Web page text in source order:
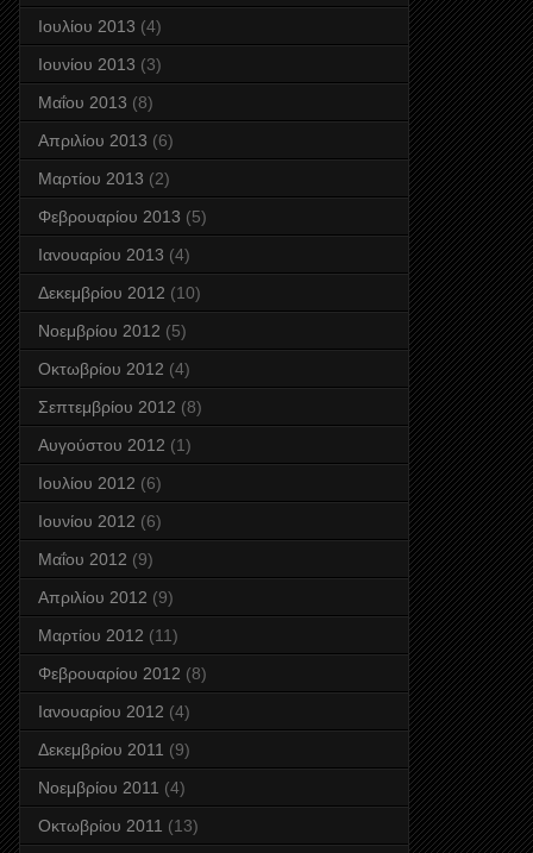
Ιουλίου 2013 (4)
Ιουνίου 2013 (3)
Μαΐου 2013 (8)
Απριλίου 2013 (6)
Μαρτίου 2013 (2)
Φεβρουαρίου 2013 (5)
Ιανουαρίου 2013 (4)
Δεκεμβρίου 2012 (10)
Νοεμβρίου 2012 (5)
Οκτωβρίου 2012 (4)
Σεπτεμβρίου 2012 (8)
Αυγούστου 2012 (1)
Ιουλίου 2012 (6)
Ιουνίου 2012 (6)
Μαΐου 2012 (9)
Απριλίου 2012 (9)
Μαρτίου 2012 (11)
Φεβρουαρίου 2012 (8)
Ιανουαρίου 2012 (4)
Δεκεμβρίου 2011 (9)
Νοεμβρίου 2011 (4)
Οκτωβρίου 2011 (13)